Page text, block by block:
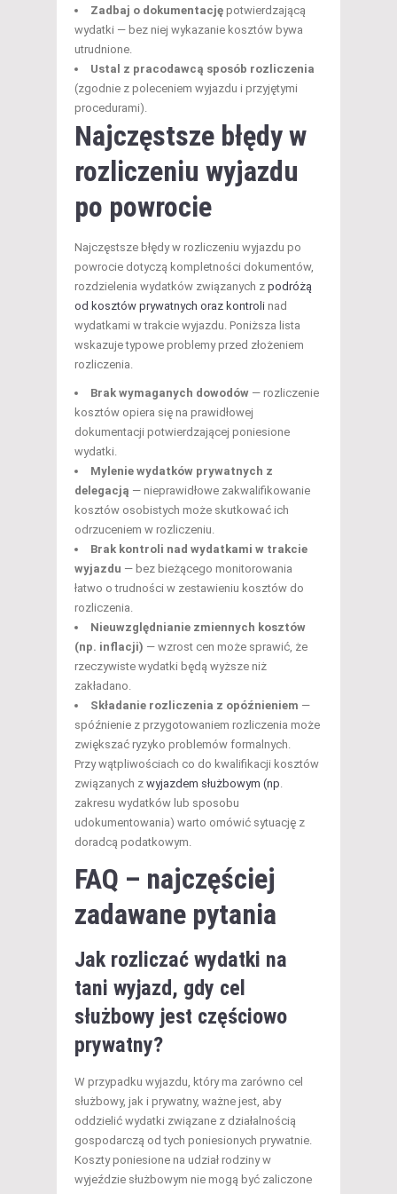
Zadbaj o dokumentację potwierdzającą
wydatki — bez niej wykazanie kosztów bywa
utrudnione.
Ustal z pracodawcą sposób rozliczenia
(zgodnie z poleceniem wyjazdu i przyjętymi
procedurami).
Najczęstsze błędy w
rozliczeniu wyjazdu
po powrocie
Najczęstsze błędy w rozliczeniu wyjazdu po
powrocie dotyczą kompletności dokumentów,
rozdzielenia wydatków związanych z podróżą
od kosztów prywatnych oraz kontroli nad
wydatkami w trakcie wyjazdu. Poniższa lista
wskazuje typowe problemy przed złożeniem
rozliczenia.
Brak wymaganych dowodów — rozliczenie
kosztów opiera się na prawidłowej
dokumentacji potwierdzającej poniesione
wydatki.
Mylenie wydatków prywatnych z
delegacją — nieprawidłowe zakwalifikowanie
kosztów osobistych może skutkować ich
odrzuceniem w rozliczeniu.
Brak kontroli nad wydatkami w trakcie
wyjazdu — bez bieżącego monitorowania
łatwo o trudności w zestawieniu kosztów do
rozliczenia.
Nieuwzględnianie zmiennych kosztów
(np. inflacji) — wzrost cen może sprawić, że
rzeczywiste wydatki będą wyższe niż
zakładano.
Składanie rozliczenia z opóźnieniem —
spóźnienie z przygotowaniem rozliczenia może
zwiększać ryzyko problemów formalnych.
Przy wątpliwościach co do kwalifikacji kosztów
związanych z wyjazdem służbowym (np.
zakresu wydatków lub sposobu
udokumentowania) warto omówić sytuację z
doradcą podatkowym.
FAQ – najczęściej
zadawane pytania
Jak rozliczać wydatki na
tani wyjazd, gdy cel
służbowy jest częściowo
prywatny?
W przypadku wyjazdu, który ma zarówno cel
służbowy, jak i prywatny, ważne jest, aby
oddzielić wydatki związane z działalnością
gospodarczą od tych poniesionych prywatnie.
Koszty poniesione na udział rodziny w
wyjeździe służbowym nie mogą być zaliczone